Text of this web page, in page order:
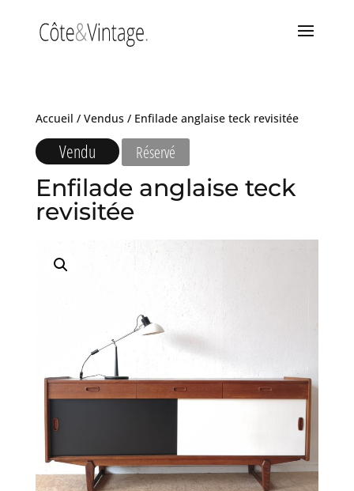
Accueil / Vendus/ Enfilade anglaise teck revisitée
Vendu Réservé
Enfilade anglaise teck
revisitée